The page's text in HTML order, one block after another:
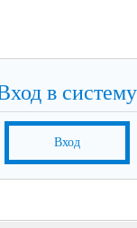
в систему
Вход